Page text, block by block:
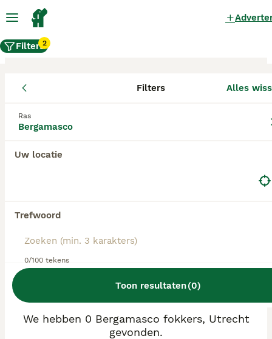
Filters2
Filters Alles
Ras
Bergamasco
Uw locatie
Trefwoord
0/100 tekens
Toon resultaten(0)
Bergamasco Fokkers in deze lijst hebben een
Beheer bij ons aangeleverd, en fokken pups met
We hebben 0 Bergamasco fokkers, Utrecht
gevonden.